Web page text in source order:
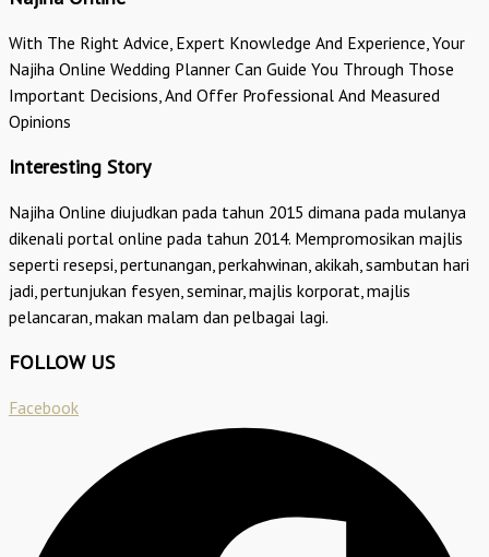
With The Right Advice, Expert Knowledge And Experience, Your
Najiha Online Wedding Planner Can Guide You Through Those
Important Decisions, And Offer Professional And Measured
Opinions
Interesting Story
Najiha Online diujudkan pada tahun 2015 dimana pada mulanya
dikenali portal online pada tahun 2014. Mempromosikan majlis
seperti resepsi, pertunangan, perkahwinan, akikah, sambutan hari
jadi, pertunjukan fesyen, seminar, majlis korporat, majlis
pelancaran, makan malam dan pelbagai lagi.
FOLLOW US
Facebook